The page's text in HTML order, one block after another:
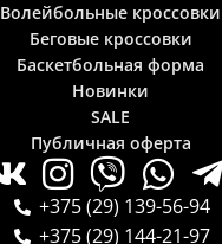
Волейбольные кроссовки
Беговые кроссовки
Баскетбольная форма
Новинки
SALE
Публичная оферта
+375 (29) 139-56-94
+375 (29) 144-21-97